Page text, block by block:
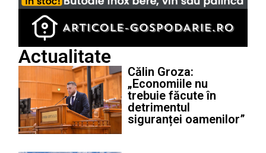
Actualitate
Călin Groza:
„Economiile nu
trebuie făcute în
detrimentul
siguranței oamenilor”